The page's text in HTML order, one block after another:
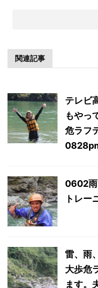
関連記事
テレビ
もやっ
危ラフ
0602雨
トレー
雷、雨
大歩危
ます。